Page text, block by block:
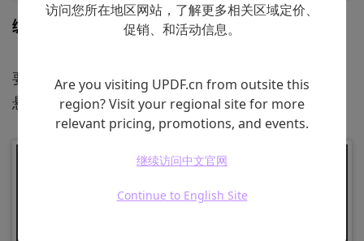
访问您所在地区网站，了解更多相关区域定价、
促销、和活动信息。
Are you visiting UPDF.cn from outsite this
region? Visit your regional site for more
relevant pricing, promotions, and events.
继续访问中文官网
Continue to English Site
编辑水印
要编辑水印，请在右栏中找到创建的水印。 将光标
悬停在水印上，然后单击“编辑水印”图标。